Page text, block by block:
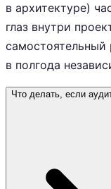
в архитектуре)
глаз внутри
самостоятельный
в полгода
Что делать, если